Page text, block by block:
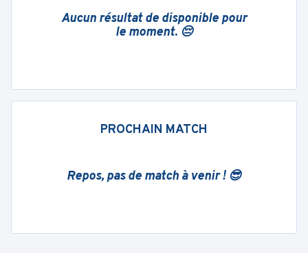
Aucun résultat de disponible pour
le moment. 😔
PROCHAIN MATCH
Repos, pas de match à venir ! 😎